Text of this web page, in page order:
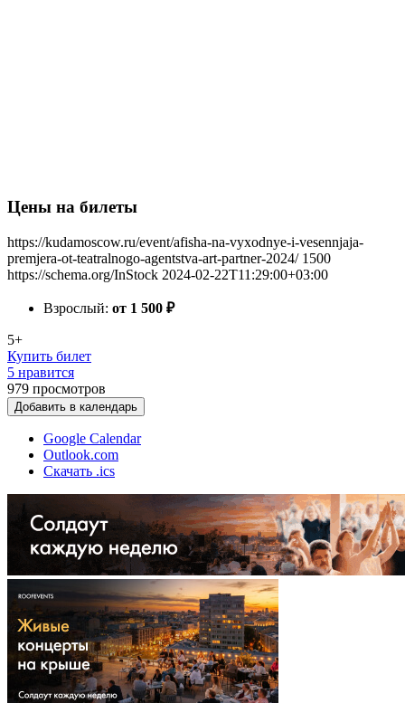
Цены на билеты
https://kudamoscow.ru/event/afisha-na-vyxodnye-i-vesennjaja-
premjera-ot-teatralnogo-agentstva-art-partner-2024/ 1500
https://schema.org/InStock 2024-02-22T11:29:00+03:00
Взрослый: от 1 500 ₽
5+
Купить билет
5 нравится
979 просмотров
Добавить в календарь
Google Calendar
Outlook.com
Скачать .ics